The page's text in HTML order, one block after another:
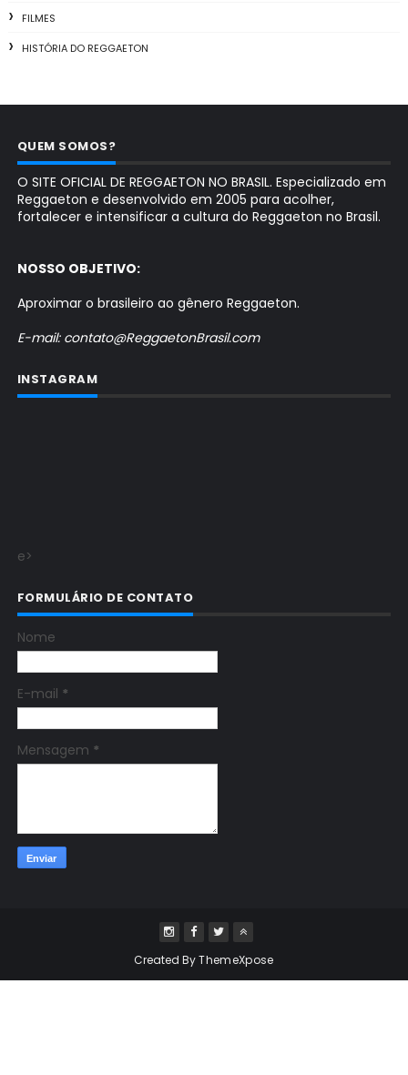
FILMES
HISTÓRIA DO REGGAETON
QUEM SOMOS?
O SITE OFICIAL DE REGGAETON NO BRASIL. Especializado em
Reggaeton e desenvolvido em 2005 para acolher,
fortalecer e intensificar a cultura do Reggaeton no Brasil.
NOSSO OBJETIVO:
Aproximar o brasileiro ao gênero Reggaeton.
E-mail: contato@ReggaetonBrasil.com
INSTAGRAM
e>
FORMULÁRIO DE CONTATO
Nome
E-mail *
Mensagem *
Created ByThemeXpose